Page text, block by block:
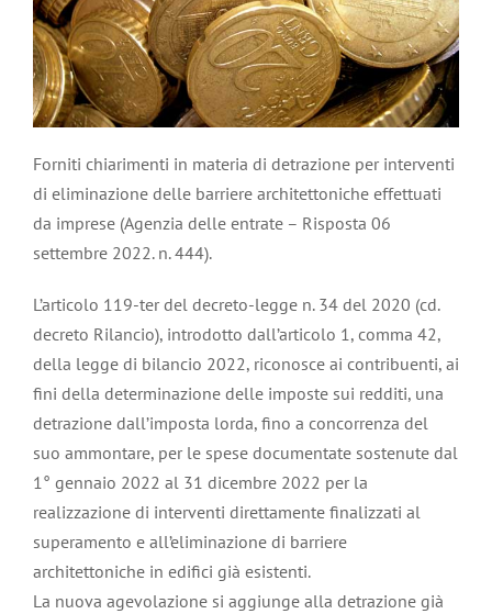
Forniti chiarimenti in materia di detrazione per interventi
di eliminazione delle barriere architettoniche effettuati
da imprese (Agenzia delle entrate – Risposta 06
settembre 2022. n. 444).
L’articolo 119-ter del decreto-legge n. 34 del 2020 (cd.
decreto Rilancio), introdotto dall’articolo 1, comma 42,
della legge di bilancio 2022, riconosce ai contribuenti, ai
fini della determinazione delle imposte sui redditi, una
detrazione dall’imposta lorda, fino a concorrenza del
suo ammontare, per le spese documentate sostenute dal
1° gennaio 2022 al 31 dicembre 2022 per la
realizzazione di interventi direttamente finalizzati al
superamento e all’eliminazione di barriere
architettoniche in edifici già esistenti.
La nuova agevolazione si aggiunge alla detrazione già